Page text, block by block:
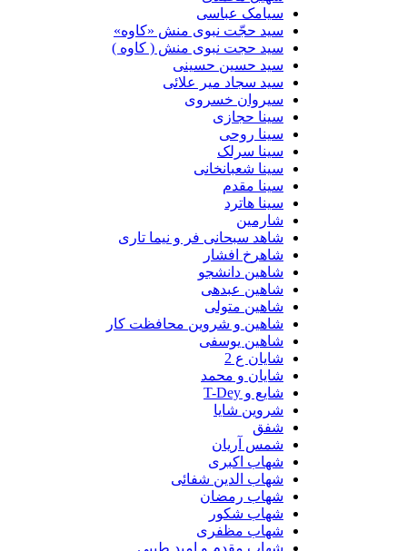
سیامک عباسی
سید حجّت نبوی منش «کاوه»
سید حجت نبوی منش ( کاوه )
سید حسین حسینى
سید سجاد میر علائی
سیروان خسروی
سینا حجازی
سینا روحی
سینا سرلک
سینا شعبانخانی
سینا مقدم
سینا هاترد
شارمین
شاهد سبحانی فر و نیما تاری
شاهرخ افشار
شاهین دانشجو
شاهین عبدهی
شاهین متولی
شاهین و شروین محافظت کار
شاهین یوسفی
شایان ع 2
شایان و محمد
شایع و T-Dey
شروین شایا
شفق
شمس آریان
شهاب اکبری
شهاب الدین شفائی
شهاب رمضان
شهاب شکور
شهاب مظفری
شهاب مقدم و امید طیبی